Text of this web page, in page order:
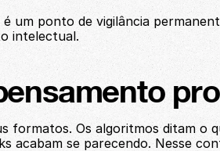
é um ponto de vigilância
intelectual.
formatos. Os algoritmos ditam o
acabam se parecendo. Nesse